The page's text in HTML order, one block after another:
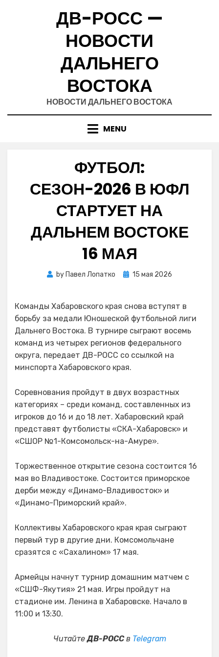
ДВ-РОСС —
НОВОСТИ
ДАЛЬНЕГО
ВОСТОКА
НОВОСТИ ДАЛЬНЕГО ВОСТОКА
MENU
ФУТБОЛ:
СЕЗОН-2026 В ЮФЛ
СТАРТУЕТ НА
ДАЛЬНЕМ ВОСТОКЕ
16 МАЯ
by Павел Лопатко
Posted
15 мая 2026
Команды Хабаровского края снова вступят в
борьбу за медали Юношеской футбольной лиги
Дальнего Востока. В турнире сыграют восемь
команд из четырех регионов федерального
округа, передает ДВ-РОСС со ссылкой на
минспорта Хабаровского края.
Соревнования пройдут в двух возрастных
категориях – среди команд, составленных из
игроков до 16 и до 18 лет. Хабаровский край
представят футболисты «СКА-Хабаровск» и
«СШОР №1-Комсомольск-на-Амуре».
Торжественное открытие сезона состоится 16
мая во Владивостоке. Состоится приморское
дерби между «Динамо-Владивосток» и
«Динамо-Приморский край».
Коллективы Хабаровского края края сыграют
первый тур в другие дни. Комсомольчане
сразятся с «Сахалином» 17 мая.
Армейцы начнут турнир домашним матчем с
«СШФ-Якутия» 21 мая. Игры пройдут на
стадионе им. Ленина в Хабаровске. Начало в
11:00 и 13:30.
ЧитайтеДВ-РОССв Telegram